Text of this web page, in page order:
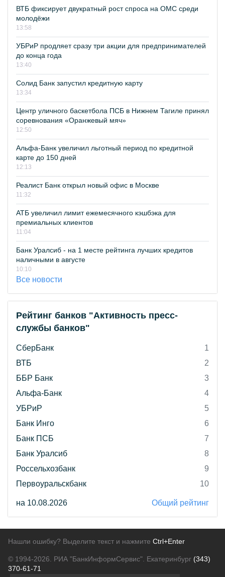
ВТБ фиксирует двукратный рост спроса на ОМС среди
молодёжи
13:58
УБРиР продляет сразу три акции для предпринимателей
до конца года
13:40
Солид Банк запустил кредитную карту
13:34
Центр уличного баскетбола ПСБ в Нижнем Тагиле принял
соревнования «Оранжевый мяч»
12:50
Альфа-Банк увеличил льготный период по кредитной
карте до 150 дней
12:13
Реалист Банк открыл новый офис в Москве
11:32
АТБ увеличил лимит ежемесячного кэшбэка для
премиальных клиентов
11:04
Банк Уралсиб - на 1 месте рейтинга лучших кредитов
наличными в августе
10:10
Все новости
Рейтинг банков "Активность пресс-
службы банков"
СберБанк
1
ВТБ
2
ББР Банк
3
Альфа-Банк
4
УБРиР
5
Банк Инго
6
Банк ПСБ
7
Банк Уралсиб
8
Россельхозбанк
9
Первоуральскбанк
10
на 10.08.2026 Общий рейтинг
Нашли ошибку? Выделите текст и нажмите Ctrl+Enter
© 1994-2026. РИА "БанкИнформСервис". Екатеринбург (343)
370-61-71